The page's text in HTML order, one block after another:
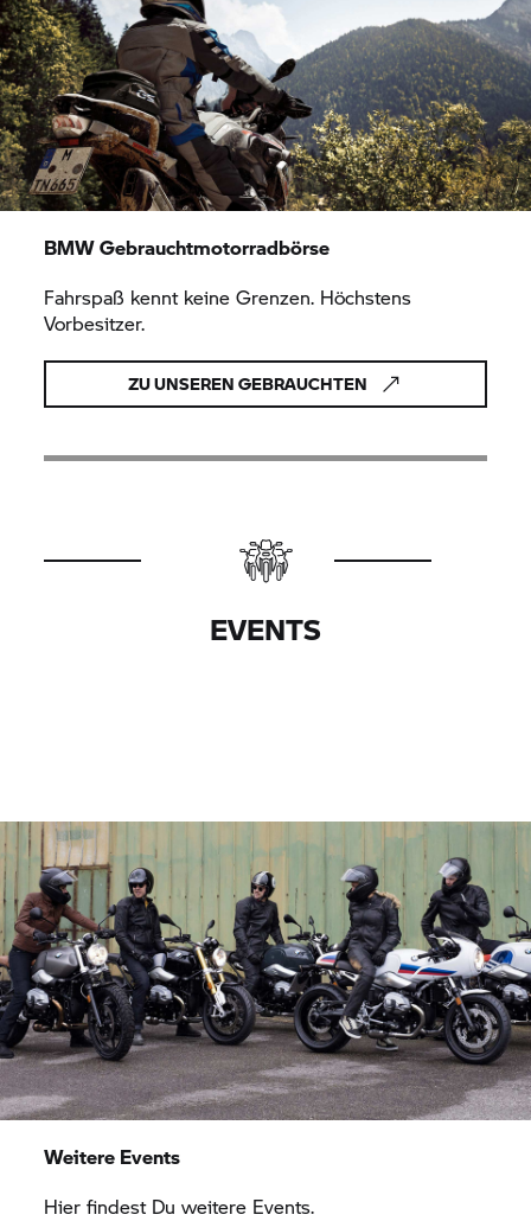
BMW Gebrauchtmotorradbörse
Fahrspaß kennt keine Grenzen. Höchstens
Vorbesitzer.
ZU UNSEREN GEBRAUCHTEN
EVENTS
Weitere Events
Hier findest Du weitere Events.